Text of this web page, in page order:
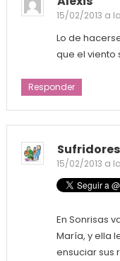
15/02/2013 a
Lo de
que el viento
Responder
15/02/2013 a
En Sonrisas
María, y ella
ensuciar sus